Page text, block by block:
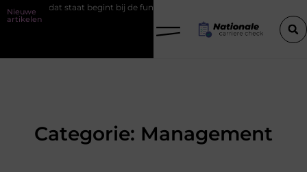
Nieuwe
artikelen
dat staat begint bij de fundering
Categorie: Management